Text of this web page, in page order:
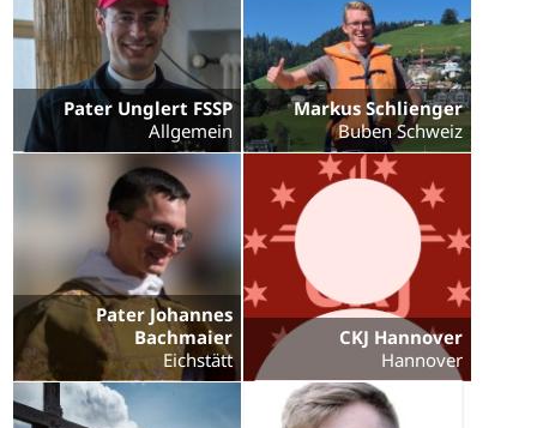
Pater Unglert FSSP
Allgemein
Markus Schlienger
Buben Schweiz
Pater Johannes
Bachmaier
Eichstätt
CKJ Hannover
Hannover